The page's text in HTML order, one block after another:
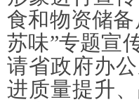
食和物资储
苏味”专题宣
请省政府办
进质量提升